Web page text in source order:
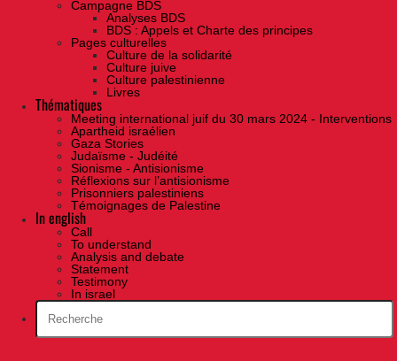
Campagne BDS
Analyses BDS
BDS : Appels et Charte des principes
Pages culturelles
Culture de la solidarité
Culture juive
Culture palestinienne
Livres
Thématiques
Meeting international juif du 30 mars 2024 - Interventions
Apartheid israélien
Gaza Stories
Judaïsme - Judéité
Sionisme - Antisionisme
Réflexions sur l’antisionisme
Prisonniers palestiniens
Témoignages de Palestine
In english
Call
To understand
Analysis and debate
Statement
Testimony
In israel